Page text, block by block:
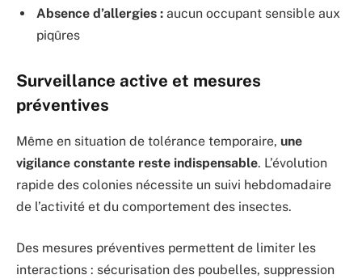
Absence d’allergies : aucun occupant sensible aux
piqûres
Surveillance active et mesures
préventives
Même en situation de tolérance temporaire, une
vigilance constante reste indispensable. L’évolution
rapide des colonies nécessite un suivi hebdomadaire
de l’activité et du comportement des insectes.
Des mesures préventives permettent de limiter les
interactions : sécurisation des poubelles, suppression